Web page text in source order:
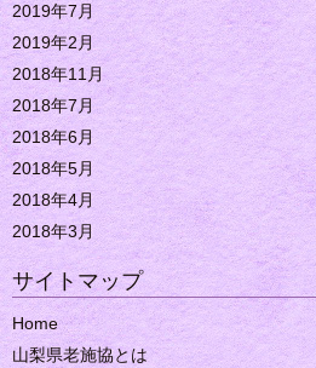
2019年7月
2019年2月
2018年11月
2018年7月
2018年6月
2018年5月
2018年4月
2018年3月
サイトマップ
Home
山梨県老施協とは